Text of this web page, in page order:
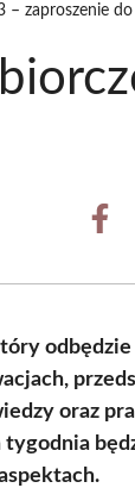
– zaproszenie do
Share
oraz